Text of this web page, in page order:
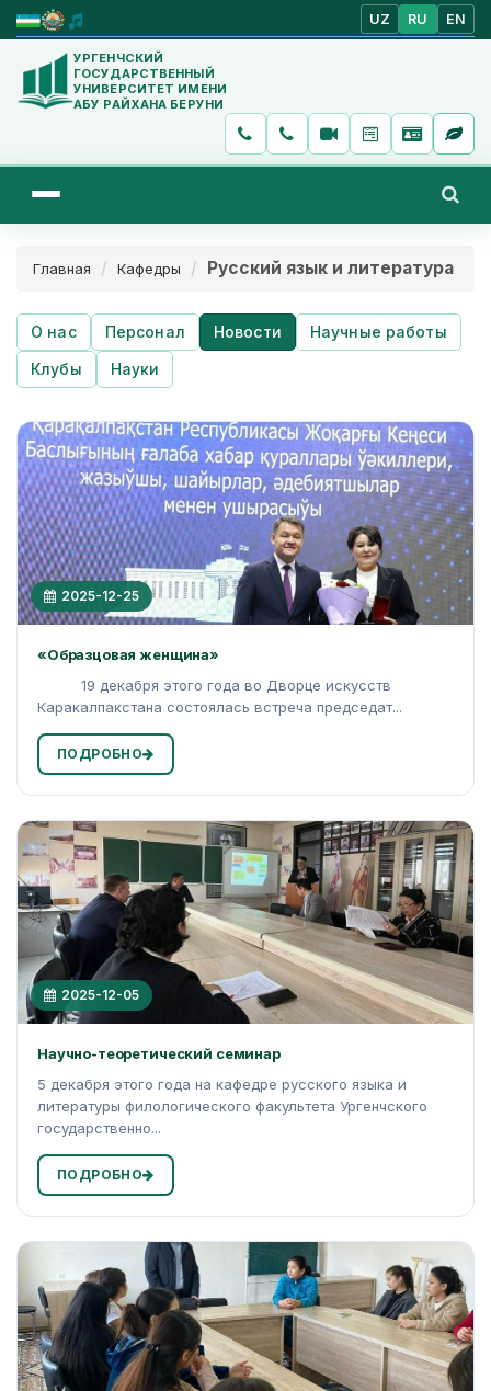
UZ RU EN
УРГЕНЧСКИЙ
ГОСУДАРСТВЕННЫЙ
УНИВЕРСИТЕТ ИМЕНИ
АБУ РАЙХАНА БЕРУНИ
Главная Кафедры Русский язык и литература
О нас Персонал Новости
Научные работы
Клубы
Науки
2025-12-25
«Образцовая женщина»
19 декабря этого года во Дворце искусств
Каракалпакстана состоялась встреча председат...
ПОДРОБНО
2025-12-05
Научно-теоретический семинар
5 декабря этого года на кафедре русского языка и
литературы филологического факультета Ургенчского
государственно...
ПОДРОБНО